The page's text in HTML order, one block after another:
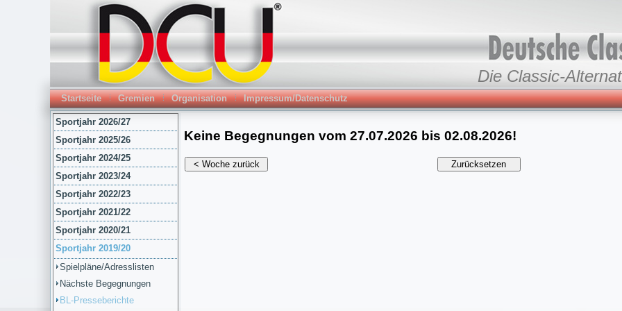
Die Classic-
Startseite Gremien Organisation Impressum/Datenschutz
Sportjahr 2026/27
Sportjahr 2025/26
Sportjahr 2024/25
Sportjahr 2023/24
Sportjahr 2022/23
Sportjahr 2021/22
Sportjahr 2020/21
Sportjahr 2019/20
Spielpläne/Adresslisten
Nächste Begegnungen
BL-Presseberichte